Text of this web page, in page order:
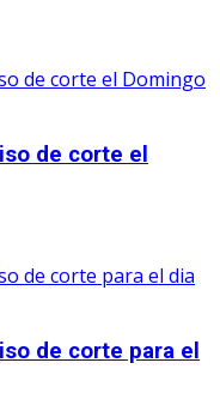
de corte el
de corte para el